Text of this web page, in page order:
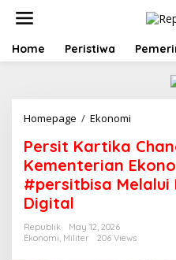
t
Home Peristiwa
Homepage / Ekonomi
s
i
t
t
Persit Kartika
Kementerian
#persitbisa Melalui
Digital
Republik
May 12, 2026
Ekonomi, Militer 206 Views